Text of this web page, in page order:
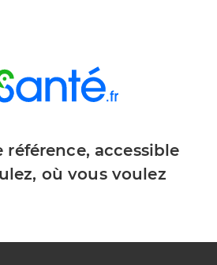
référence, accessible
où vous voulez